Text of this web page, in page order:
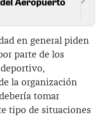
en general piden
parte de los
la organización
tomar
tipo de situaciones